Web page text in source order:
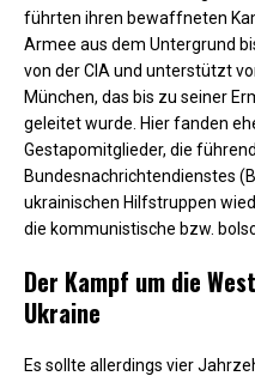
führten ihren bewaffneten
Armee aus dem Untergrund
von der CIA und unterstützt
München, das bis zu seiner
geleitet wurde. Hier fanden
Gestapomitglieder, die
Bundesnachrichtendienstes
ukrainischen Hilfstruppen
die kommunistische bzw.
Der Kampf um die
Ukraine
Es sollte allerdings vier